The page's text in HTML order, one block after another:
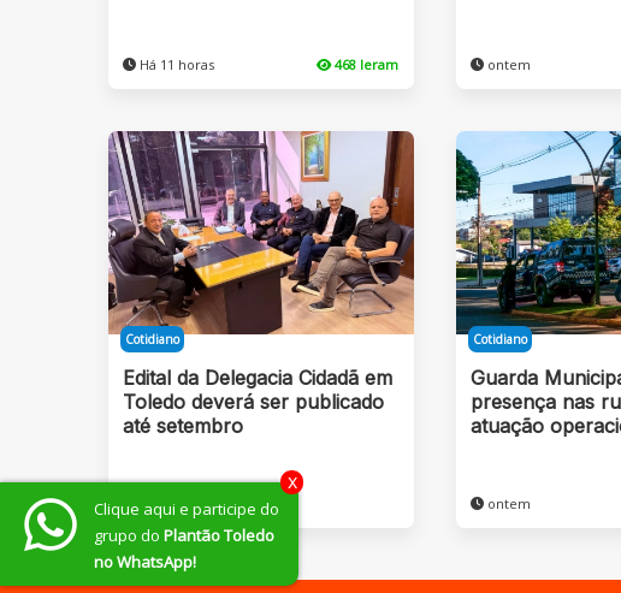
Há 11 horas 468 leram ontem
Cotidiano
Edital da Delegacia Cidadã em
Toledo deverá ser publicado
até setembro
ontem
Cotidiano
Guarda
presença nas
atuação
ontem
Clique aqui e participe do
grupo do Plantão Toledo
no WhatsApp!
x